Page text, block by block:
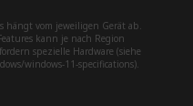
hängt vom jeweiligen Gerät ab.
kann je nach Region
spezielle Hardware (siehe
windows-11-specifications).